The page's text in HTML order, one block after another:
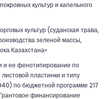
культур и капельного
культур (суданская трава,
зеленой массы,
Казахстана»
и ее фенотипирование по
пластинки и типу
по бюджетной программе 217
финансирование